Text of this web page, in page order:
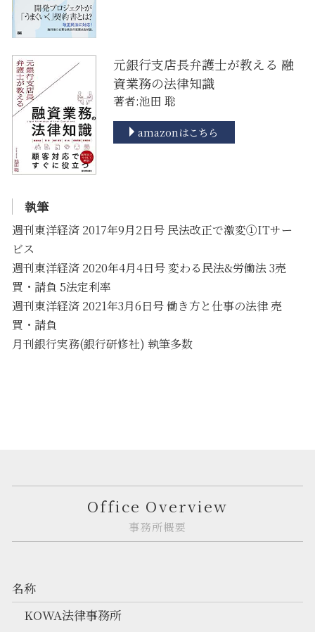
元銀行支店長弁護士が教える 融
資業務の法律知識
著者:池田 聡
amazonはこちら
執筆
週刊東洋経済 2017年9月2日号 民法改正で激変①ITサー
ビス
週刊東洋経済 2020年4月4日号 変わる民法&労働法 3売
買・請負 5法定利率
週刊東洋経済 2021年3月6日号 働き方と仕事の法律 売
買・請負
月刊銀行実務(銀行研修社) 執筆多数
Office Overview
事務所概要
名称
KOWA法律事務所